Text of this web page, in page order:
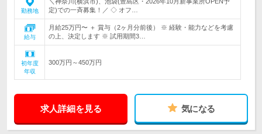
勤務地
定)での一斉募集！／ ◇ オフ…
給与
月給25万円〜 ＋ 賞与（2ヶ月分前後） ※ 経験・能力などを考慮
の上、決定します ※ 試用期間3…
初年度
年収
300万円～450万円
求人詳細を見る 気になる